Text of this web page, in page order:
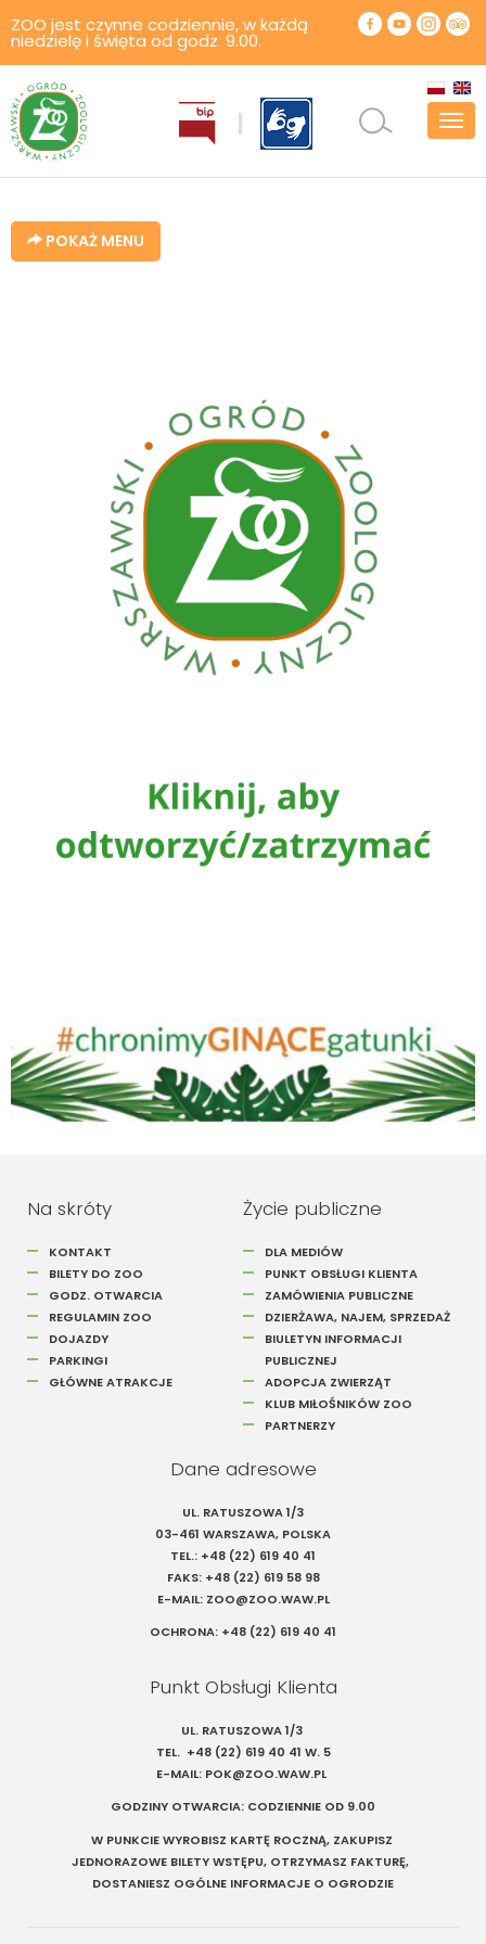
ZOO jest czynne codziennie, w każdą
niedzielę i święta od godz. 9.00.
POKAŻ MENU
Na skróty
KONTAKT
BILETY DO ZOO
GODZ. OTWARCIA
REGULAMIN ZOO
DOJAZDY
PARKINGI
GŁÓWNE ATRAKCJE
Życie publiczne
DLA MEDIÓW
PUNKT OBSŁUGI KLIENTA
ZAMÓWIENIA PUBLICZNE
DZIERŻAWA, NAJEM, SPRZEDAŻ
BIULETYN INFORMACJI
PUBLICZNEJ
ADOPCJA ZWIERZĄT
KLUB MIŁOŚNIKÓW ZOO
PARTNERZY
Dane adresowe
UL. RATUSZOWA 1/3
03-461 WARSZAWA, POLSKA
TEL.: +48 (22) 619 40 41
FAKS: +48 (22) 619 58 98
E-MAIL: ZOO@ZOO.WAW.PL
OCHRONA: +48 (22) 619 40 41
Punkt Obsługi Klienta
UL. RATUSZOWA 1/3
TEL. +48 (22) 619 40 41 W. 5
E-MAIL: POK@ZOO.WAW.PL
GODZINY OTWARCIA: CODZIENNIE OD 9.00
W PUNKCIE WYROBISZ KARTĘ ROCZNĄ, ZAKUPISZ
JEDNORAZOWE BILETY WSTĘPU, OTRZYMASZ FAKTURĘ,
DOSTANIESZ OGÓLNE INFORMACJE O OGRODZIE